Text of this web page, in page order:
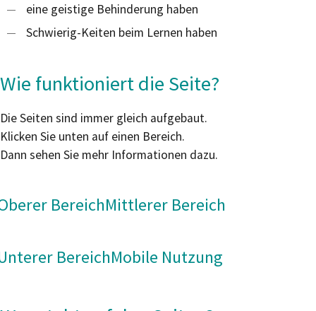
eine geistige Behinderung haben
Schwierig-Keiten beim Lernen haben
Wie funktioniert die Seite?
Die Seiten sind immer gleich aufgebaut.
Klicken Sie unten auf einen Bereich.
Dann sehen Sie mehr Informationen dazu.
BereichMittlerer Bereich
BereichMobile Nutzung